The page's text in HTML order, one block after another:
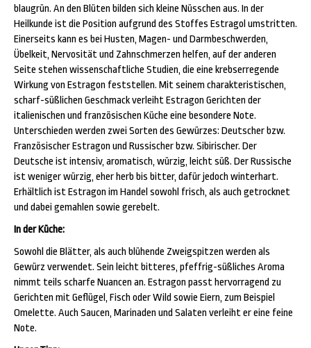
blaugrün. An den Blüten bilden sich kleine Nüsschen aus. In der
Heilkunde ist die Position aufgrund des Stoffes Estragol umstritten.
Einerseits kann es bei Husten, Magen- und Darmbeschwerden,
Übelkeit, Nervosität und Zahnschmerzen helfen, auf der anderen
Seite stehen wissenschaftliche Studien, die eine krebserregende
Wirkung von Estragon feststellen. Mit seinem charakteristischen,
scharf-süßlichen Geschmack verleiht Estragon Gerichten der
italienischen und französischen Küche eine besondere Note.
Unterschieden werden zwei Sorten des Gewürzes: Deutscher bzw.
Französischer Estragon und Russischer bzw. Sibirischer. Der
Deutsche ist intensiv, aromatisch, würzig, leicht süß. Der Russische
ist weniger würzig, eher herb bis bitter, dafür jedoch winterhart.
Erhältlich ist Estragon im Handel sowohl frisch, als auch getrocknet
und dabei gemahlen sowie gerebelt.
In der Küche:
Sowohl die Blätter, als auch blühende Zweigspitzen werden als
Gewürz verwendet. Sein leicht bitteres, pfeffrig-süßliches Aroma
nimmt teils scharfe Nuancen an. Estragon passt hervorragend zu
Gerichten mit Geflügel, Fisch oder Wild sowie Eiern, zum Beispiel
Omelette. Auch Saucen, Marinaden und Salaten verleiht er eine feine
Note.